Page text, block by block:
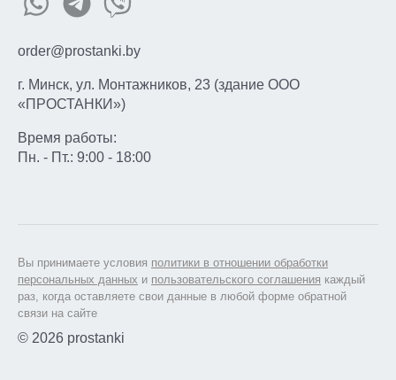
order@prostanki.by
г. Минск, ул. Монтажников, 23 (здание ООО
«ПРОСТАНКИ»)
Время работы:
Пн. - Пт.: 9:00 - 18:00
Вы принимаете условия политики в отношении обработки
персональных данных и пользовательского соглашения каждый
раз, когда оставляете свои данные в любой форме обратной
связи на сайте
© 2026 prostanki